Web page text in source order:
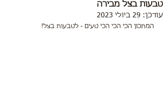
טבעות בצל מבירה
עודכן: 29 ביולי 2023
המתכון הכי הכי הכי טעים - לטבעות בצל!